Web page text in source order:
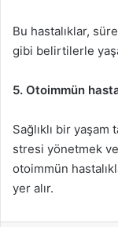
Bu hastalıklar,
gibi belirtilerle
5. Otoimmün
Sağlıklı bir
stresi yönetmek
otoimmün
yer alır.